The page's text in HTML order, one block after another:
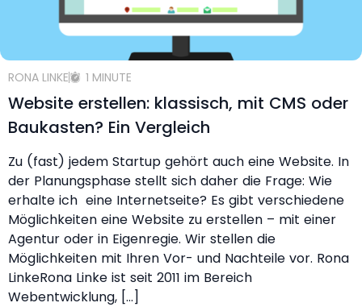
RONA LINKE 1 MINUTE
Website erstellen: klassisch, mit CMS oder
Baukasten? Ein Vergleich
Zu (fast) jedem Startup gehört auch eine Website. In
der Planungsphase stellt sich daher die Frage: Wie
erhalte ich eine Internetseite? Es gibt verschiedene
Möglichkeiten eine Website zu erstellen – mit einer
Agentur oder in Eigenregie. Wir stellen die
Möglichkeiten mit Ihren Vor- und Nachteile vor. Rona
LinkeRona Linke ist seit 2011 im Bereich
Webentwicklung, […]